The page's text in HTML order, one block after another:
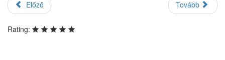
Előző Tovább
Rating: